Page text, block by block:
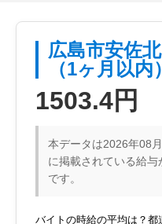
広島市安佐
（1ヶ月以
1503.4円
本データは2026年08
に掲載されている給
です。
バイトの時給の平均は？都